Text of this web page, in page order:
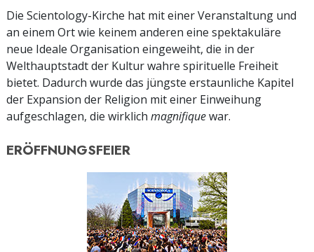
Die Scientology-Kirche hat mit einer Veranstaltung und
an einem Ort wie keinem anderen eine spektakuläre
neue Ideale Organisation eingeweiht, die in der
Welthauptstadt der Kultur wahre spirituelle Freiheit
bietet. Dadurch wurde das jüngste erstaunliche Kapitel
der Expansion der Religion mit einer Einweihung
aufgeschlagen, die wirklich magnifiquewar.
ERÖFFNUNGSFEIER